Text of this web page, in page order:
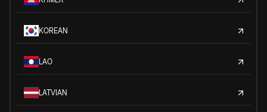
KOREAN
LAO
LATVIAN